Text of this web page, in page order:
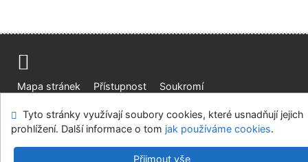
Mapa stránek Přístupnost
Soukromí
Univerzitní knihovna - Univerzita Hradec Králové
v.4.8.63a-Cosmotron Bohemia, s.r.o.
Tyto stránky využívají soubory cookies, které usnadňují jejich
prohlížení. Další informace o tom jak používáme cookies.
Přijmout vše